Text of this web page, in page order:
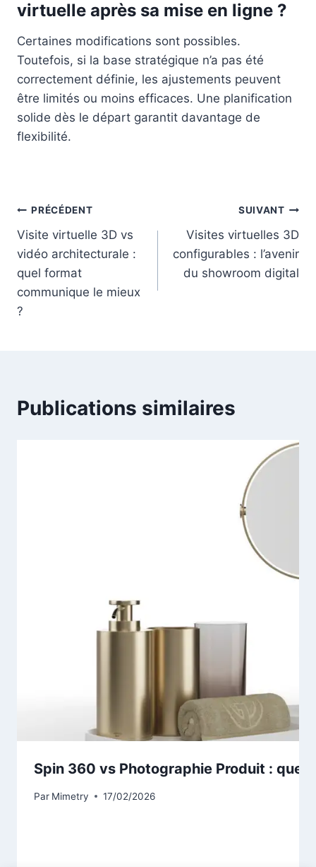
virtuelle après sa mise en ligne ?
Certaines modifications sont possibles.
Toutefois, si la base stratégique n’a pas été
correctement définie, les ajustements peuvent
être limités ou moins efficaces. Une planification
solide dès le départ garantit davantage de
flexibilité.
Navigation
de
l’article
PRÉCÉDENT
Visite virtuelle 3D vs
vidéo architecturale :
quel format
communique le mieux
?
SUIVANT
Visites virtuelles 3D
configurables : l’avenir
du showroom digital
Publications similaires
Spin 360 vs Photographie Produit :
Par Mimetry 17/02/2026